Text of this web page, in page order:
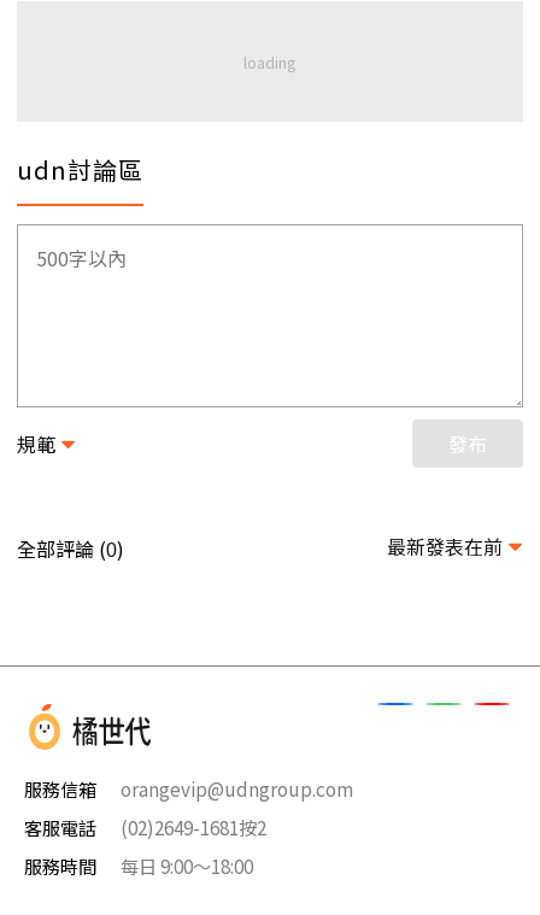
udn討論區
規範 發布
全部評論 (0) 最新發表在前
服務信箱
orangevip@udngroup.com
客服電話
(02)2649-1681按2
服務時間
每日 9:00～18:00